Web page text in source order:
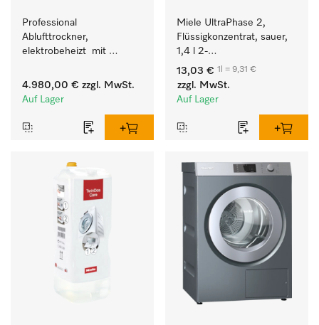
Professional
Ablufttrockner,
elektrobeheizt  mit
Steuerung M Touch Pro
für höchste Flexibilität.
4.980,00 € zzgl. MwSt.
Auf Lager
Miele UltraPhase 2,
Flüssigkonzentrat, sauer,
1,4 l 2-
Komponentenwaschmittel
für Buntes, Weißes und
Feines.
13,03 € 1l = 9,31 €
zzgl. MwSt.
Auf Lager